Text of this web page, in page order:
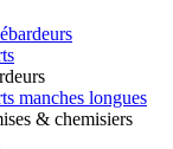
manches longues
& chemisiers